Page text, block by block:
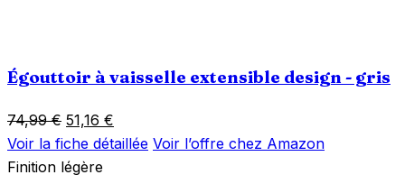
Égouttoir à vaisselle extensible design - gris
74,99€ Le
prix
initial
51,16 €
prix
Voir la fiche détaillée Voir l’offre chez Amazon
Finition légère